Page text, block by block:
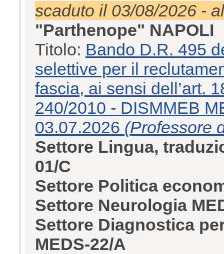
scaduto il 03/08/2026 -
"Parthenope" NAPOLI
Titolo: Bando D.R. 495
selettive per il
fascia, ai sensi dell’art.
240/2010 - DISMMEB
03.07.2026 (Professore
Settore Lingua,
01/C
Settore Politica
Settore Neurologia
Settore Diagnostica
MEDS-22/A